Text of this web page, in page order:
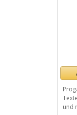
und